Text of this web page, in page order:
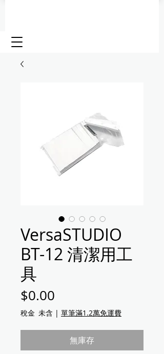
VersaSTUDIO
BT-12 清潔用工
具
$0.00
稅金 未含 | 單筆滿1.2萬免運費
無庫存